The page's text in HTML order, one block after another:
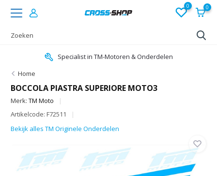
0 0
Specialist in TM-Motoren & Onderdelen
Home
BOCCOLA PIASTRA SUPERIORE MOTO3
Merk:TM Moto
Artikelcode: F72511
Bekijk alles TM Originele Onderdelen